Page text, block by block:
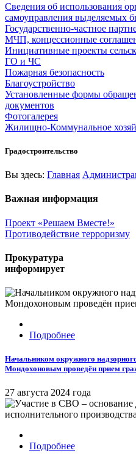
Сведения об использования
самоуправления выделяемых
Государственно-частное
МЧП, концессионные
Инициативные проекты
ГО и ЧС
Пожарная безопасность
Благоустройство
Установленные формы
документов
Фотогалерея
Жилищно-Коммунальное
Градостроительство
Вы здесь: Главная
Важная информация
Проект «Решаем Вместе!»
Противодействие терроризму
Прокуратура
информирует
Подробнее
Начальником окружного
Мондохоновым проведён прием
27 августа 2024 года
Подробнее